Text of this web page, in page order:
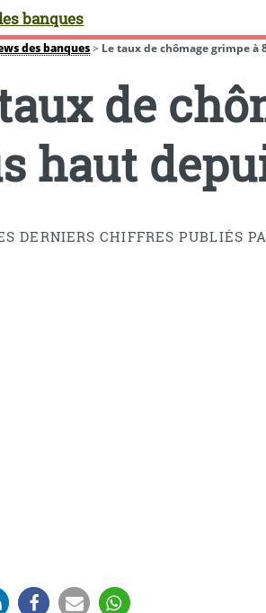
banques
des banques> Le taux de chômage grimpe à
de
haut
DERNIERS CHIFFRES PUBLIÉS